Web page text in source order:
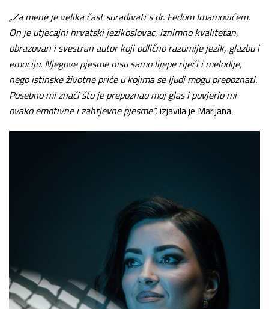
„Za mene je velika čast surađivati s dr. Feđom Imamovićem.
On je utjecajni hrvatski jezikoslovac, iznimno kvalitetan,
obrazovan i svestran autor koji odlično razumije jezik, glazbu i
emociju. Njegove pjesme nisu samo lijepe riječi i melodije,
nego istinske životne priče u kojima se ljudi mogu prepoznati.
Posebno mi znači što je prepoznao moj glas i povjerio mi
ovako emotivne i zahtjevne pjesme“,izjavila je Marijana.